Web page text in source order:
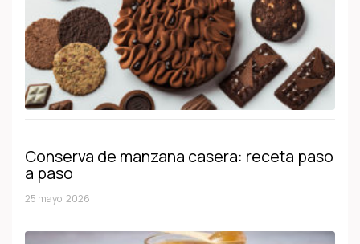
Conserva de manzana casera: receta paso
a paso
25 mayo, 2026